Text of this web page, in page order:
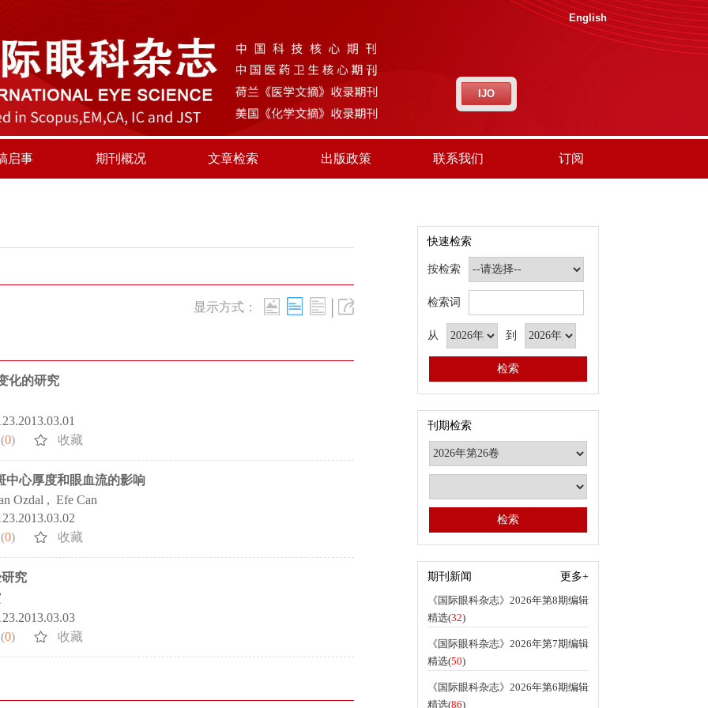
English
IJO
启事 期刊概况 文章检索 出版政策 联系我们 订阅
显示方式： |
化的研究
0) 收藏
中心厚度和眼血流的影响
Ozdal , Efe Can
0) 收藏
究
0) 收藏
快速检索
按检索
检索词
从 到
刊期检索
期刊新闻
更多+
《国际眼科杂志》2026年第8期编辑
精选(32)
《国际眼科杂志》2026年第7期编辑
精选(50)
《国际眼科杂志》2026年第6期编辑
精选(86)